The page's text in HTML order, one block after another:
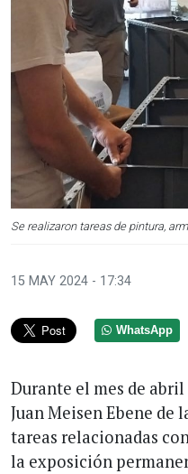
Se realizaron tareas de pintura,
15 MAY 2024 - 17:34
WhatsApp
Durante el mes de
Juan Meisen Ebene de
tareas relacionadas
la exposición